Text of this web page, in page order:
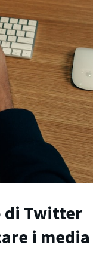
di Twitter
i media